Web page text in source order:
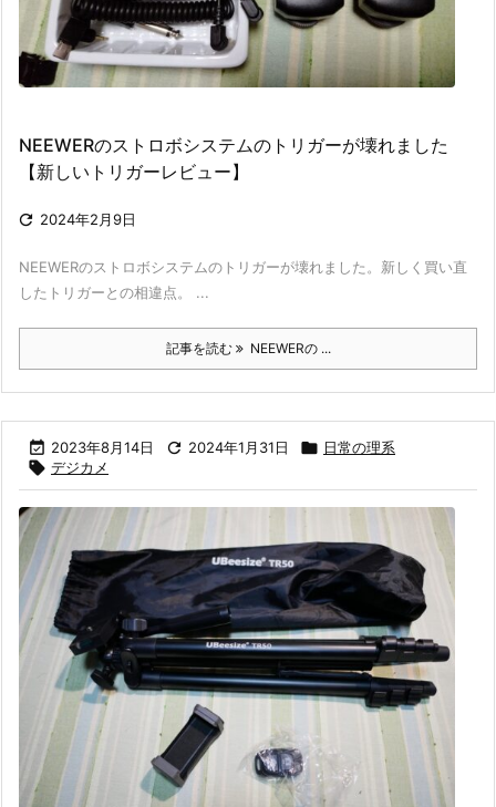
NEEWERのストロボシステムのトリガーが壊れました
【新しいトリガーレビュー】
 2024年2月9日
NEEWERのストロボシステムのトリガーが壊れました。新しく買い直
したトリガーとの相違点。 ...
記事を読む NEEWERの ...
 2023年8月14日  2024年1月31日  日常の理系
 デジカメ